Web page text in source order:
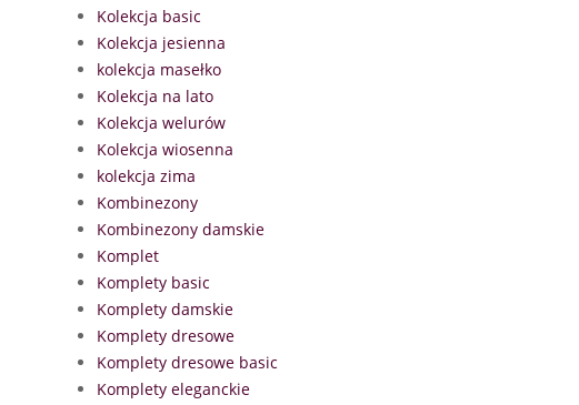
Kolekcja basic
Kolekcja jesienna
kolekcja masełko
Kolekcja na lato
Kolekcja welurów
Kolekcja wiosenna
kolekcja zima
Kombinezony
Kombinezony damskie
Komplet
Komplety basic
Komplety damskie
Komplety dresowe
Komplety dresowe basic
Komplety eleganckie